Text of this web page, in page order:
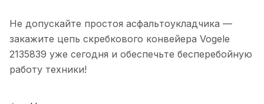
Не допускайте простоя асфальтоукладчика —
закажите цепь скребкового конвейера Vogele
2135839 уже сегодня и обеспечьте бесперебойную
работу техники!